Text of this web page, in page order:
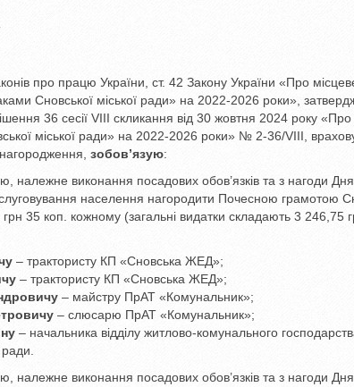
про працю України, ст. 42 Закону України «Про
Сновської міської ради» на 2022-2026 роки»,
36 сесії VІІІ скликання від 30 жовтня 2024 року
міської ради» на 2022-2026 роки» № 2-36/VІІІ,
зобов’язую:
належне виконання посадових обов’язків та з нагоди
населення нагородити Почесною грамотою
35 коп. кожному (загальні видатки складають 3 246,75
– трактористу КП «Сновська ЖЕД»;
– трактористу КП «Сновська ЖЕД»;
– майстру ПрАТ «Комунальник»;
– слюсарю ПрАТ «Комунальник»;
– начальника відділу житлово-комунального
належне виконання посадових обов’язків та з нагоди